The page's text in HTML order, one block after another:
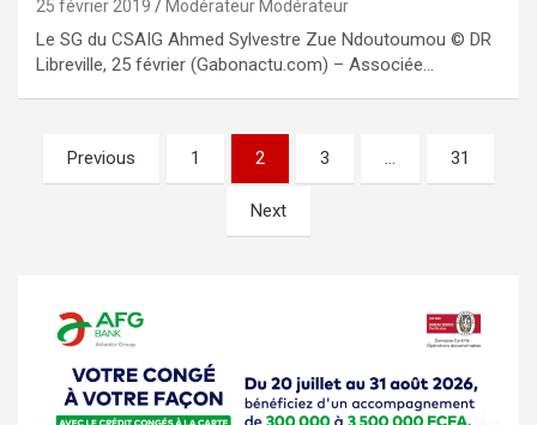
25 février 2019 Modérateur Modérateur
Le SG du CSAIG Ahmed Sylvestre Zue Ndoutoumou © DR
Libreville, 25 février (Gabonactu.com) – Associée…
Pagination
des
Previous 1 2 3 … 31
Next